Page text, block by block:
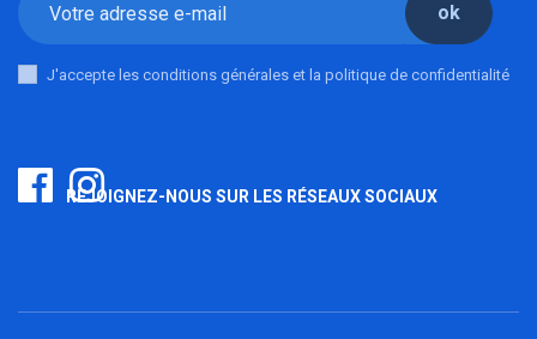
ok
J'accepte les conditions générales et la politique de confidentialité
REJOIGNEZ-NOUS SUR LES RÉSEAUX SOCIAUX